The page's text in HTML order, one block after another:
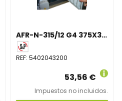
AFR-N-315/12 G4 375X395X48 MARCO METALICO
REF:5402043200
53,56 €
Impuestos no incluidos.